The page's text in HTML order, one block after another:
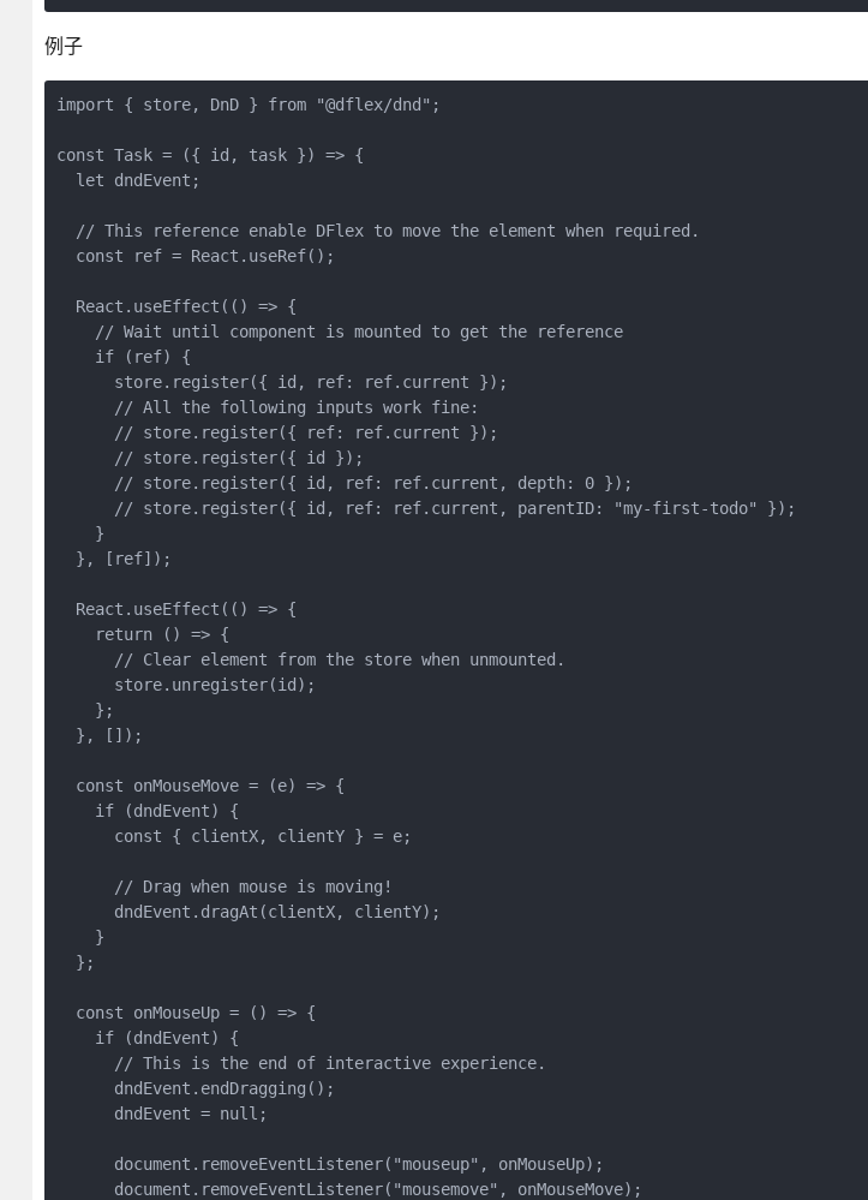
例子
import { store, DnD } from "@dflex/dnd";
const Task = ({ id, task }) => {
  let dndEvent;
  // This reference enable DFlex to move the element when required.
  const ref = React.useRef();
  React.useEffect(() => {
    // Wait until component is mounted to get the reference
    if (ref) {
      store.register({ id, ref: ref.current });
      // All the following inputs work fine:
      // store.register({ ref: ref.current });
      // store.register({ id });
      // store.register({ id, ref: ref.current, depth: 0 });
      // store.register({ id, ref: ref.current, parentID: "my-first-todo" });
    }
  }, [ref]);
  React.useEffect(() => {
    return () => {
      // Clear element from the store when unmounted.
      store.unregister(id);
    };
  }, []);
  const onMouseMove = (e) => {
    if (dndEvent) {
      const { clientX, clientY } = e;
      // Drag when mouse is moving!
      dndEvent.dragAt(clientX, clientY);
    }
  };
  const onMouseUp = () => {
    if (dndEvent) {
      // This is the end of interactive experience.
      dndEvent.endDragging();
      dndEvent = null;
      document.removeEventListener("mouseup", onMouseUp);
      document.removeEventListener("mousemove", onMouseMove);